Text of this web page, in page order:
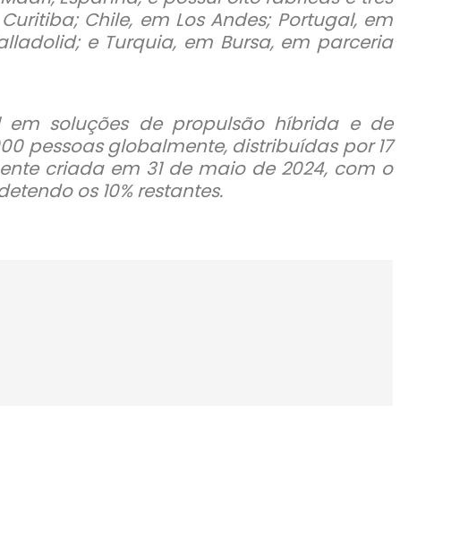
Chile, em Los Andes; Portugal, em
e Turquia, em Bursa, em parceria
em soluções de propulsão híbrida e de
pessoas globalmente, distribuídas por 17
criada em 31 de maio de 2024, com o
os 10% restantes.